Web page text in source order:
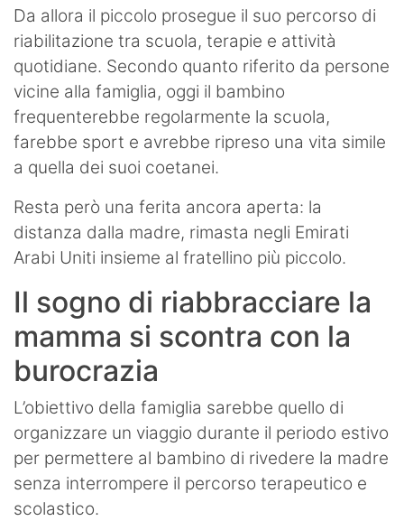
Da allora il piccolo prosegue il suo percorso di
riabilitazione tra scuola, terapie e attività
quotidiane. Secondo quanto riferito da persone
vicine alla famiglia, oggi il bambino
frequenterebbe regolarmente la scuola,
farebbe sport e avrebbe ripreso una vita simile
a quella dei suoi coetanei.
Resta però una ferita ancora aperta: la
distanza dalla madre, rimasta negli Emirati
Arabi Uniti insieme al fratellino più piccolo.
Il sogno di riabbracciare la
mamma si scontra con la
burocrazia
L’obiettivo della famiglia sarebbe quello di
organizzare un viaggio durante il periodo estivo
per permettere al bambino di rivedere la madre
senza interrompere il percorso terapeutico e
scolastico.